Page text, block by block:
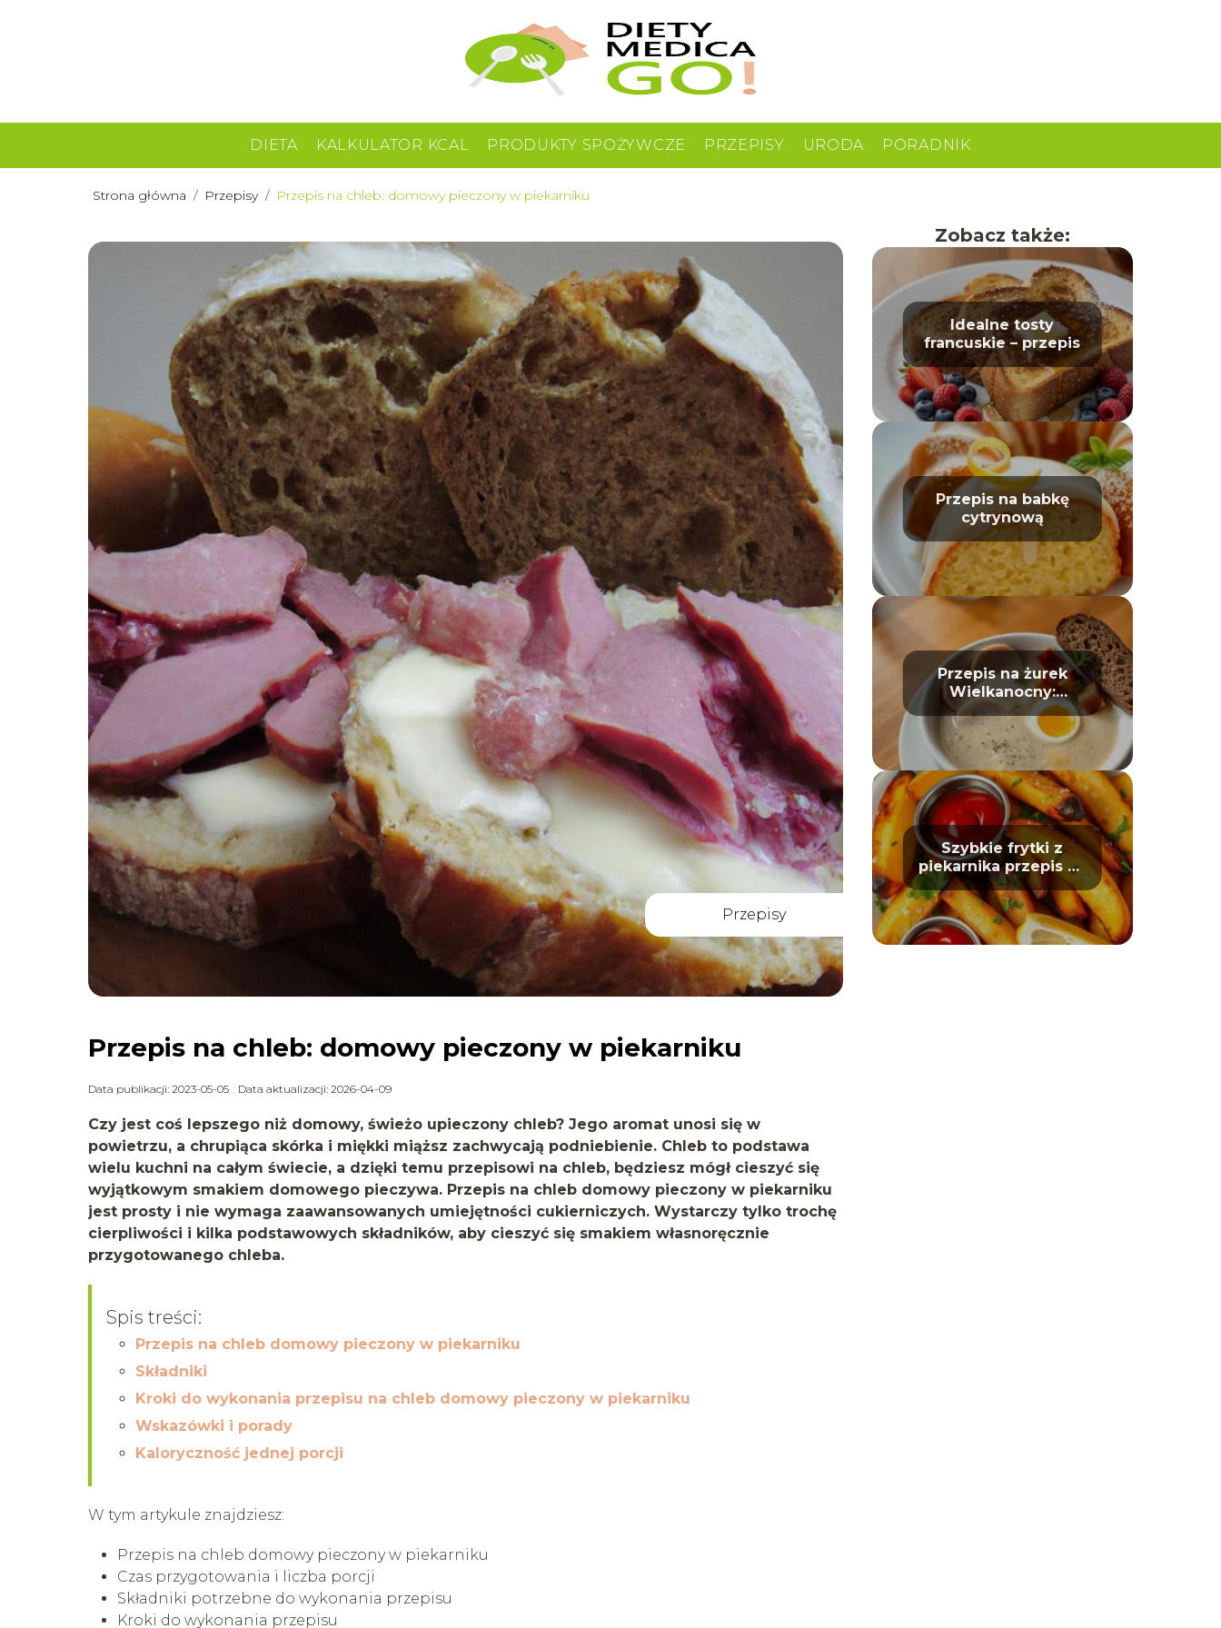
DIETA KALKULATOR KCAL PRODUKTY SPOŻYWCZE PRZEPISY URODA PORADNIK
Strona główna / Przepisy / Przepis na chleb: domowy pieczony w piekarniku
Przepisy
Przepis na chleb: domowy pieczony w piekarniku
Data publikacji: 2023-05-05 Data aktualizacji: 2026-04-09
Czy jest coś lepszego niż domowy, świeżo upieczony chleb? Jego aromat unosi się w
powietrzu, a chrupiąca skórka i miękki miąższ zachwycają podniebienie. Chleb to podstawa
wielu kuchni na całym świecie, a dzięki temu przepisowi na chleb, będziesz mógł cieszyć się
wyjątkowym smakiem domowego pieczywa. Przepis na chleb domowy pieczony w piekarniku
jest prosty i nie wymaga zaawansowanych umiejętności cukierniczych. Wystarczy tylko trochę
cierpliwości i kilka podstawowych składników, aby cieszyć się smakiem własnoręcznie
przygotowanego chleba.
Spis treści:
Przepis na chleb domowy pieczony w piekarniku
Składniki
Kroki do wykonania przepisu na chleb domowy pieczony w piekarniku
Wskazówki i porady
Kaloryczność jednej porcji
W tym artykule znajdziesz:
Przepis na chleb domowy pieczony w piekarniku
Czas przygotowania i liczba porcji
Składniki potrzebne do wykonania przepisu
Kroki do wykonania przepisu
Zobacz także:
Idealne tosty
francuskie – przepis
Przepis na babkę
cytrynową
Przepis na żurek
Wielkanocny:
tradycyjny i prosty
Szybkie frytki z
piekarnika przepis na
chrupiące ziemniaki